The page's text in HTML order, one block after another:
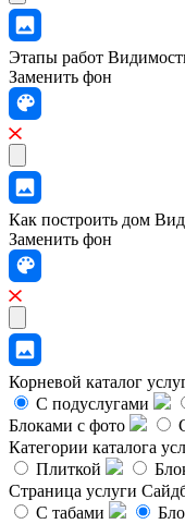
Этапы работ
Заменить фон
Как построить дом
Заменить фон
Корневой каталог
С подуслугами
Блоками с фото
Категории каталога
Плиткой
Страница услуги
С табами